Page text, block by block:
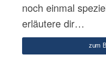
noch einmal
erläutere dir…
zum